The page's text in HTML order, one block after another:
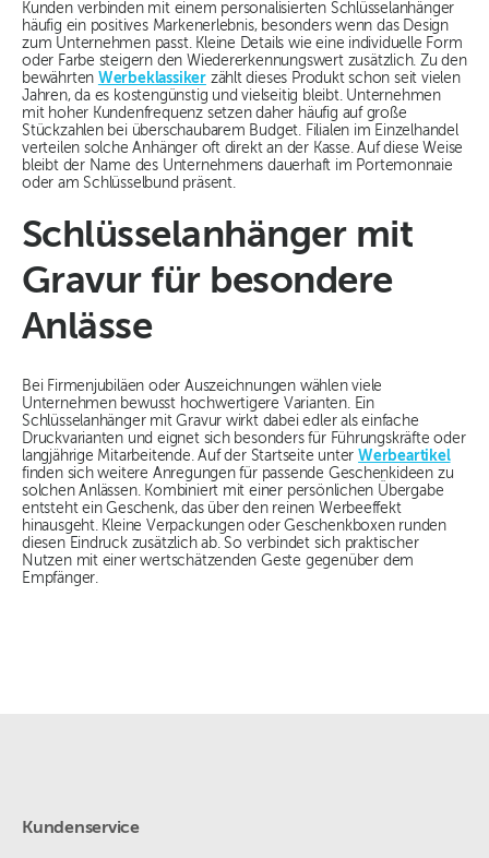
Kunden verbinden mit einem personalisierten Schlüsselanhänger
häufig ein positives Markenerlebnis, besonders wenn das Design
zum Unternehmen passt. Kleine Details wie eine individuelle Form
oder Farbe steigern den Wiedererkennungswert zusätzlich. Zu den
bewährten Werbeklassikerzählt dieses Produkt schon seit vielen
Jahren, da es kostengünstig und vielseitig bleibt. Unternehmen
mit hoher Kundenfrequenz setzen daher häufig auf große
Stückzahlen bei überschaubarem Budget. Filialen im Einzelhandel
verteilen solche Anhänger oft direkt an der Kasse. Auf diese Weise
bleibt der Name des Unternehmens dauerhaft im Portemonnaie
oder am Schlüsselbund präsent.
Schlüsselanhänger mit
Gravur für besondere
Anlässe
Bei Firmenjubiläen oder Auszeichnungen wählen viele
Unternehmen bewusst hochwertigere Varianten. Ein
Schlüsselanhänger mit Gravur wirkt dabei edler als einfache
Druckvarianten und eignet sich besonders für Führungskräfte oder
langjährige Mitarbeitende. Auf der Startseite unter Werbeartikel
finden sich weitere Anregungen für passende Geschenkideen zu
solchen Anlässen. Kombiniert mit einer persönlichen Übergabe
entsteht ein Geschenk, das über den reinen Werbeeffekt
hinausgeht. Kleine Verpackungen oder Geschenkboxen runden
diesen Eindruck zusätzlich ab. So verbindet sich praktischer
Nutzen mit einer wertschätzenden Geste gegenüber dem
Empfänger.
Kundenservice